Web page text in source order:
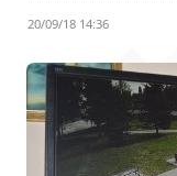
20/09/18 14:36